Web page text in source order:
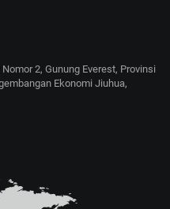
2, Gunung Everest, Provinsi
Ekonomi Jiuhua,